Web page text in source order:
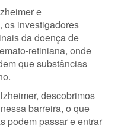
e
os investigadores
da doença de
retiniana, onde
que substâncias
descobrimos
barreira, o que
podem passar e entrar